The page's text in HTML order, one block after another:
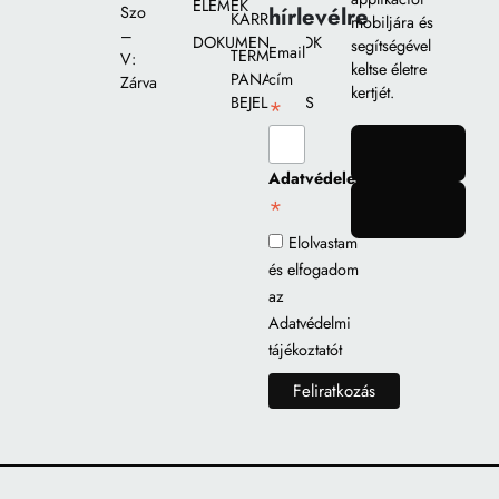
Szo
–
V:
Zárva
ELEMEK
DOKUMENTUMOK
KARRIER
TERMÉK
PANASZ
BEJELENTÉS
hírlevélre
Email
cím
*
Adatvédelem
*
Elolvastam
és elfogadom
az
Adatvédelmi
tájékoztatót
mobiljára és
segítségével
keltse életre
kertjét.